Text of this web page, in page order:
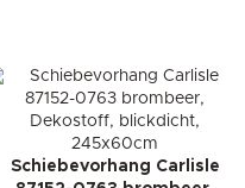
Schiebevorhang Carlisle